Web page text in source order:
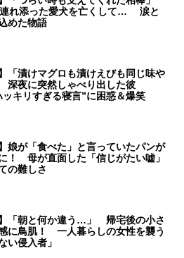
れ添った愛犬を亡くして… 涙と
めた物語
】「漬けマグロも漬けえびも同じ味や
深夜に突然しゃべり出した彼
キリすぎる寝言”に困惑＆爆笑
】娘が「食べた」と言っていたパンが
！ 母が直面した「信じがたい嘘」
の難しさ
】「朝と何か違う…」 帰宅後の小さ
に鳥肌！ 一人暮らしの女性を襲う
い侵入者」